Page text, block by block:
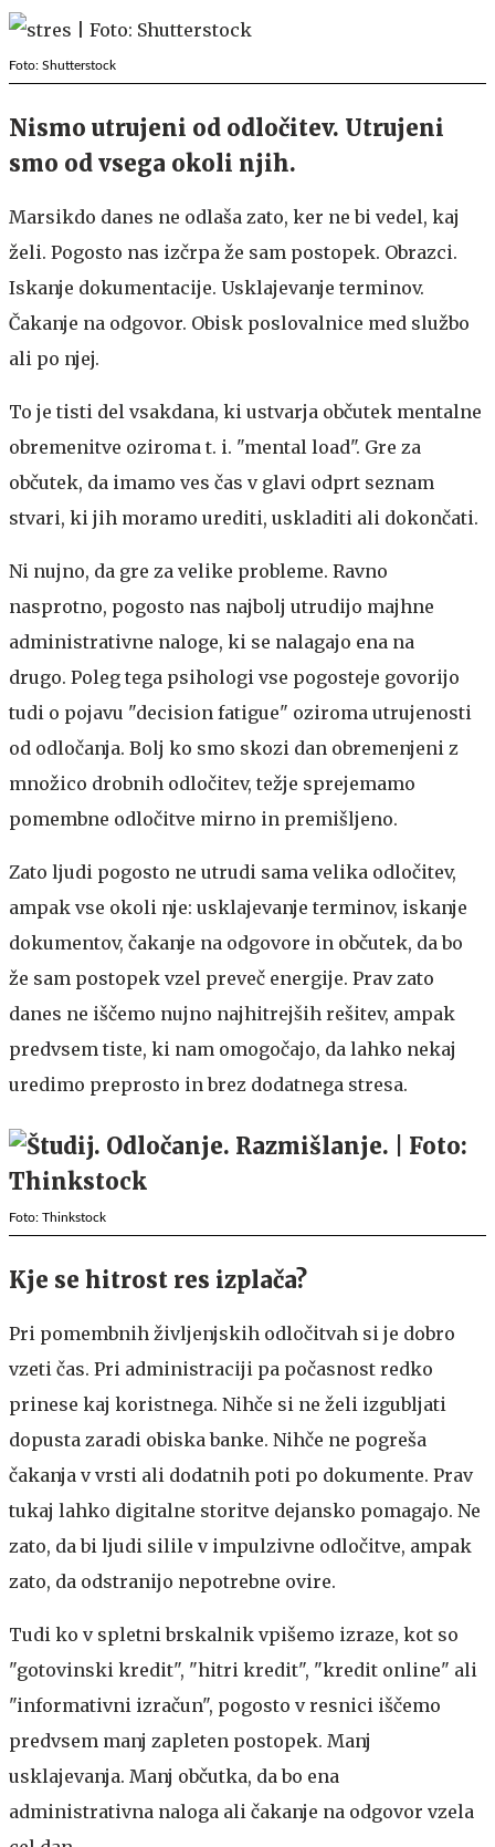
Foto: Shutterstock
Nismo utrujeni od odločitev. Utrujeni
smo od vsega okoli njih.
Marsikdo danes ne odlaša zato, ker ne bi vedel, kaj
želi. Pogosto nas izčrpa že sam postopek. Obrazci.
Iskanje dokumentacije. Usklajevanje terminov.
Čakanje na odgovor. Obisk poslovalnice med službo
ali po njej.
To je tisti del vsakdana, ki ustvarja občutek mentalne
obremenitve oziroma t. i. "mental load". Gre za
občutek, da imamo ves čas v glavi odprt seznam
stvari, ki jih moramo urediti, uskladiti ali dokončati.
Ni nujno, da gre za velike probleme. Ravno
nasprotno, pogosto nas najbolj utrudijo majhne
administrativne naloge, ki se nalagajo ena na
drugo. Poleg tega psihologi vse pogosteje govorijo
tudi o pojavu "decision fatigue" oziroma utrujenosti
od odločanja. Bolj ko smo skozi dan obremenjeni z
množico drobnih odločitev, težje sprejemamo
pomembne odločitve mirno in premišljeno.
Zato ljudi pogosto ne utrudi sama velika odločitev,
ampak vse okoli nje: usklajevanje terminov, iskanje
dokumentov, čakanje na odgovore in občutek, da bo
že sam postopek vzel preveč energije. Prav zato
danes ne iščemo nujno najhitrejših rešitev, ampak
predvsem tiste, ki nam omogočajo, da lahko nekaj
uredimo preprosto in brez dodatnega stresa.
Foto: Thinkstock
Kje se hitrost res izplača?
Pri pomembnih življenjskih odločitvah si je dobro
vzeti čas. Pri administraciji pa počasnost redko
prinese kaj koristnega. Nihče si ne želi izgubljati
dopusta zaradi obiska banke. Nihče ne pogreša
čakanja v vrsti ali dodatnih poti po dokumente. Prav
tukaj lahko digitalne storitve dejansko pomagajo. Ne
zato, da bi ljudi silile v impulzivne odločitve, ampak
zato, da odstranijo nepotrebne ovire.
Tudi ko v spletni brskalnik vpišemo izraze, kot so
"gotovinski kredit", "hitri kredit", "kredit online" ali
"informativni izračun", pogosto v resnici iščemo
predvsem manj zapleten postopek. Manj
usklajevanja. Manj občutka, da bo ena
administrativna naloga ali čakanje na odgovor vzela